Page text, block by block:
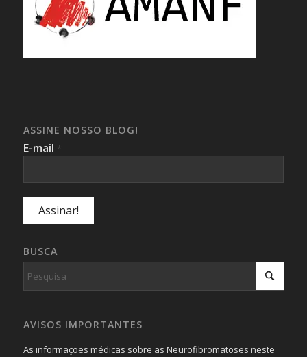
ASSINE NOSSO BLOG!
E-mail *
BUSCA
AVISOS IMPORTANTES
As informações médicas sobre as Neurofibromatoses neste